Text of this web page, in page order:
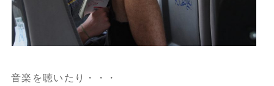
音楽を聴いたり・・・